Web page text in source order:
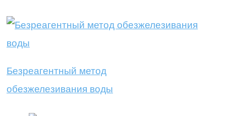
Безреагентный метод
обезжелезивания воды